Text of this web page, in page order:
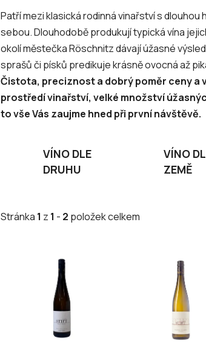
Patří mezi klasická rodinná vinařství s
sebou. Dlouhodobě produkují typická vína
okolí městečka Röschnitz dávají úžasné
sprašů či písků predikuje krásně ovocná až
Čistota, preciznost a dobrý poměr ceny a
prostředí vinařství, velké množství
to vše Vás zaujme hned při první návštěvě.
VÍNO DLE
DRUHU
VÍNO
ZEMĚ
Stránka 1 z 1 - 2 položek celkem